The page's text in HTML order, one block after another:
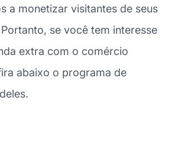
a monetizar visitantes de seus
se você tem interesse
extra com o comércio
abaixo o programa de